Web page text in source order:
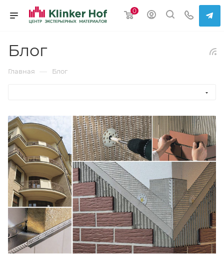
0
Блог
Главная — Блог